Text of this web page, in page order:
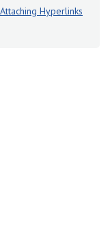
Hyperlinks